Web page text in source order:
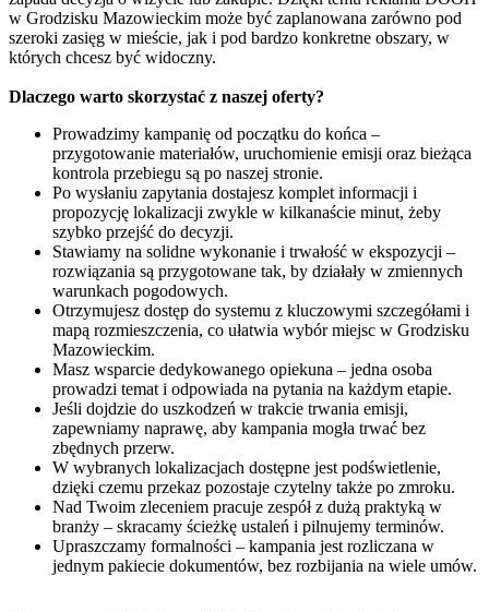
w Grodzisku Mazowieckim może być zaplanowana zarówno pod
szeroki zasięg w mieście, jak i pod bardzo konkretne obszary, w
których chcesz być widoczny.
Dlaczego warto skorzystać z naszej oferty?
Prowadzimy kampanię od początku do końca –
przygotowanie materiałów, uruchomienie emisji oraz bieżąca
kontrola przebiegu są po naszej stronie.
Po wysłaniu zapytania dostajesz komplet informacji i
propozycję lokalizacji zwykle w kilkanaście minut, żeby
szybko przejść do decyzji.
Stawiamy na solidne wykonanie i trwałość w ekspozycji –
rozwiązania są przygotowane tak, by działały w zmiennych
warunkach pogodowych.
Otrzymujesz dostęp do systemu z kluczowymi szczegółami i
mapą rozmieszczenia, co ułatwia wybór miejsc w Grodzisku
Mazowieckim.
Masz wsparcie dedykowanego opiekuna – jedna osoba
prowadzi temat i odpowiada na pytania na każdym etapie.
Jeśli dojdzie do uszkodzeń w trakcie trwania emisji,
zapewniamy naprawę, aby kampania mogła trwać bez
zbędnych przerw.
W wybranych lokalizacjach dostępne jest podświetlenie,
dzięki czemu przekaz pozostaje czytelny także po zmroku.
Nad Twoim zleceniem pracuje zespół z dużą praktyką w
branży – skracamy ścieżkę ustaleń i pilnujemy terminów.
Upraszczamy formalności – kampania jest rozliczana w
jednym pakiecie dokumentów, bez rozbijania na wiele umów.